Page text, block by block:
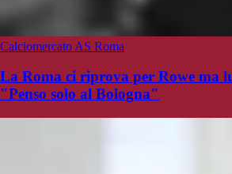
Calciomercato AS Roma
La Roma ci riprova per Rowe ma
"Penso solo al Bologna"